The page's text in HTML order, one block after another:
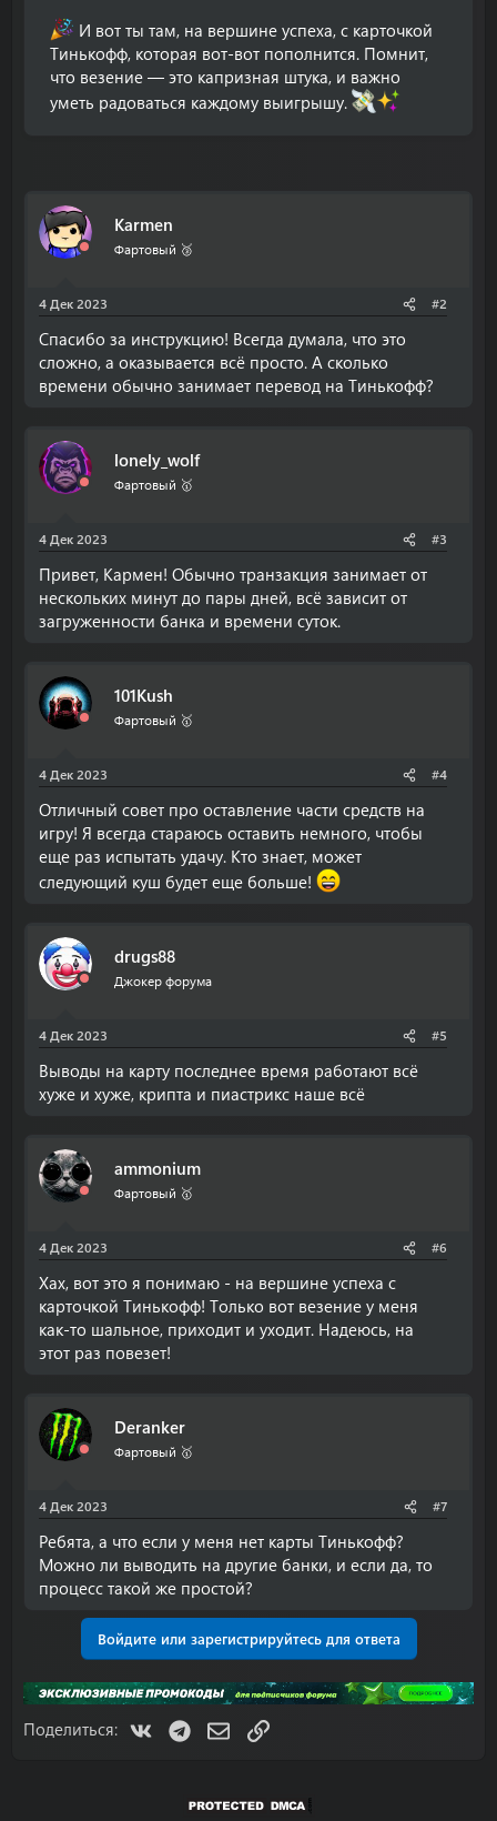
И вот ты там, на вершине успеха, с карточкой
Тинькофф, которая вот-вот пополнится. Помнит,
что везение — это капризная штука, и важно
уметь радоваться каждому выигрышу.
Karmen
Фартовый 🥉
4 Дек 2023 #2
Спасибо за инструкцию! Всегда думала, что это
сложно, а оказывается всё просто. А сколько
времени обычно занимает перевод на Тинькофф?
lonely_wolf
Фартовый 🥇
4 Дек 2023 #3
Привет, Кармен! Обычно транзакция занимает от
нескольких минут до пары дней, всё зависит от
загруженности банка и времени суток.
101Kush
Фартовый 🥇
4 Дек 2023 #4
Отличный совет про оставление части средств на
игру! Я всегда стараюсь оставить немного, чтобы
еще раз испытать удачу. Кто знает, может
следующий куш будет еще больше!
drugs88
Джокер форума
4 Дек 2023 #5
Выводы на карту последнее время работают всё
хуже и хуже, крипта и пиастрикс наше всё
ammonium
Фартовый 🥇
4 Дек 2023 #6
Хах, вот это я понимаю - на вершине успеха с
карточкой Тинькофф! Только вот везение у меня
как-то шальное, приходит и уходит. Надеюсь, на
этот раз повезет!
Deranker
Фартовый 🥇
4 Дек 2023 #7
Ребята, а что если у меня нет карты Тинькофф?
Можно ли выводить на другие банки, и если да, то
процесс такой же простой?
Войдите или зарегистрируйтесь для ответа
Поделиться: VK TelegramЭлектронная почта
Ссылка